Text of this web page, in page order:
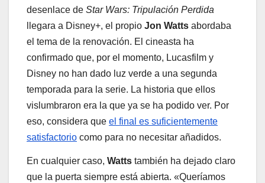
desenlace de Star Wars: Tripulación Perdida
llegara a Disney+, el propio Jon Watts abordaba
el tema de la renovación. El cineasta ha
confirmado que, por el momento, Lucasfilm y
Disney no han dado luz verde a una segunda
temporada para la serie. La historia que ellos
vislumbraron era la que ya se ha podido ver. Por
eso, considera que el final es suficientemente
satisfactorio como para no necesitar añadidos.
En cualquier caso, Watts también ha dejado claro
que la puerta siempre está abierta. «Queríamos